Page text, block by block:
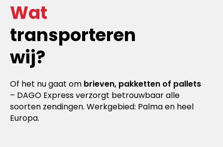
Wat
transporteren
wij?
Of het nu gaat om brieven, pakketten of pallets
– DAGO Express verzorgt betrouwbaar alle
soorten zendingen. Werkgebied: Palma en heel
Europa.